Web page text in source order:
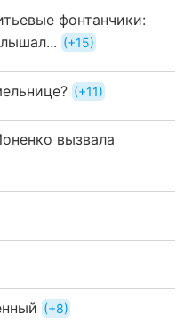
фонтанчики:
+15
+11
вызвала
+8